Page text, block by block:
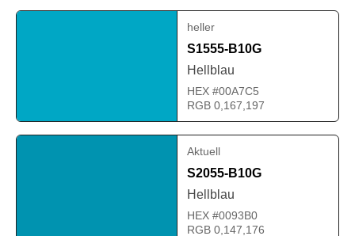
heller
S1555-B10G
Hellblau
HEX #00A7C5
RGB 0,167,197
Aktuell
S2055-B10G
Hellblau
HEX #0093B0
RGB 0,147,176